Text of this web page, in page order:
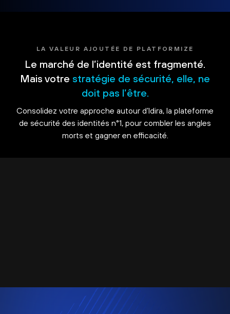
LA VALEUR AJOUTÉE DE PLATFORMIZE
Le marché de l’identité est fragmenté.
Mais votre stratégie de sécurité, elle, ne
doit pas l’être.
Consolidez votre approche autour d’Idira, la plateforme
de sécurité des identités n°1, pour combler les angles
morts et gagner en efficacité.